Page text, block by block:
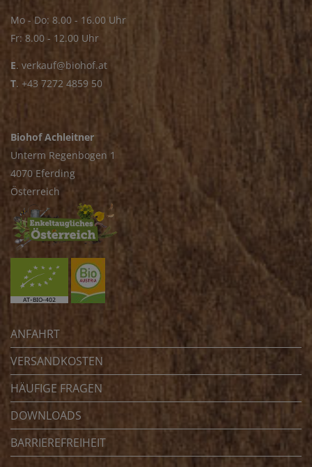
Mo - Do: 8.00 - 16.00 Uhr
Fr: 8.00 - 12.00 Uhr
E. verkauf@biohof.at
T. +43 7272 4859 50
Biohof Achleitner
Unterm Regenbogen 1
4070 Eferding
Österreich
ANFAHRT
VERSANDKOSTEN
HÄUFIGE FRAGEN
DOWNLOADS
BARRIEREFREIHEIT